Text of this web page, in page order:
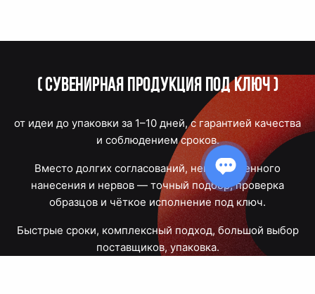
(Сувенирная продукция под ключ)
от идеи до упаковки за 1–10 дней, с гарантией качества
и соблюдением сроков.
Вместо долгих согласований, некачественного
нанесения и нервов — точный подбор, проверка
образцов и чёткое исполнение под ключ.
Быстрые сроки, комплексный подход, большой выбор
поставщиков, упаковка.